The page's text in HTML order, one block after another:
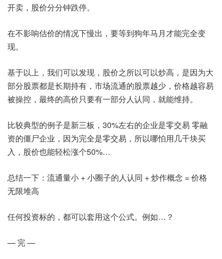
开卖，股价分分钟跌停。
在不影响估价的情况下慢出，要等到狗年马月才能完全变
现。
基于以上，我们可以发现，股价之所以可以炒高，是因为大
部分股票都是长期持有，市场流通的股票越少，价格越容易
被操控，最终的高价只要有一部分人认同，就能维持。
比较典型的例子是新三板，30%左右的企业是零交易 零融
资的僵尸企业，因为完全是零交易，所以哪怕用几千块买
入，股价也能轻松涨个50%…
总结一下：流通量小 + 小圈子的人认同 + 炒作概念 = 价格
无限堆高
任何投资标的，都可以套用这个公式。例如…？
— 完 —